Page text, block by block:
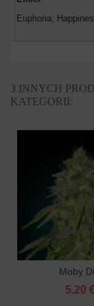
Euphoria,
3 INNYCH
KATEGORII:
Moby
5.20 €